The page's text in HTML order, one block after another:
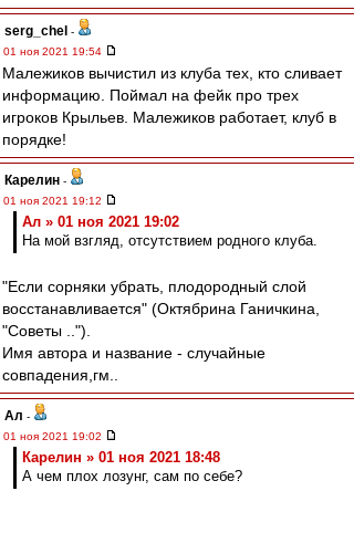
serg_chel -
01 ноя 2021 19:54
Малежиков вычистил из клуба тех, кто сливает
информацию. Поймал на фейк про трех
игроков Крыльев. Малежиков работает, клуб в
порядке!
Карелин -
01 ноя 2021 19:12
Ал » 01 ноя 2021 19:02
На мой взгляд, отсутствием родного клуба.
"Если сорняки убрать, плодородный слой
восстанавливается" (Октябрина Ганичкина,
"Советы ..").
Имя автора и название - случайные
совпадения,гм..
Ал -
01 ноя 2021 19:02
Карелин » 01 ноя 2021 18:48
А чем плох лозунг, сам по себе?